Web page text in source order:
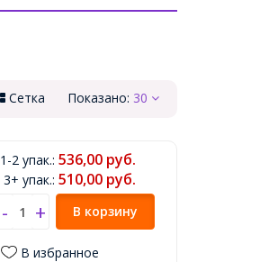
Показано: 30
Сетка
1-2 упак.: 536,00 руб.
3+ упак.: 510,00 руб.
В корзину
В избранное